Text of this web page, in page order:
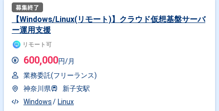
【Windows/Linux(リモート)】クラウド仮想基盤サーバ
ー運用支援
リモート可
600,000円/月
業務委託(フリーランス)
神奈川県
新子安駅
Windows
Linux